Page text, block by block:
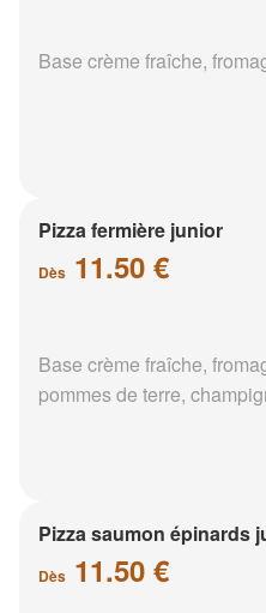
Base crème fraîche,
Pizza fermière junior
Dès 11.50 €
Base crème fraîche,
pommes de terre,
Pizza saumon épinards
Dès 11.50 €